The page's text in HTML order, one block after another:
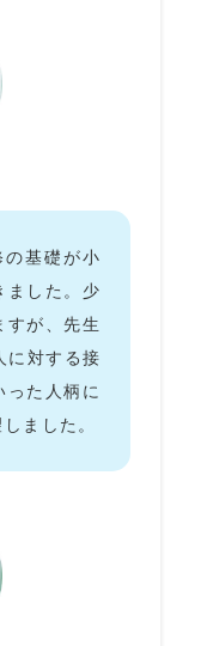
基礎が小
ました。少
すが、先生
に対する接
った人柄に
ました。